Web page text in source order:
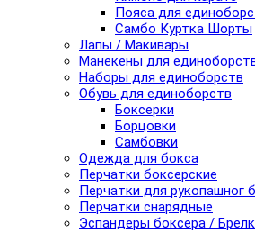
Пояса для
Самбо Куртка Шорты
Лапы / Макивары
Манекены для
Наборы для единоборств
Обувь для единоборств
Боксерки
Борцовки
Самбовки
Одежда для бокса
Перчатки боксерские
Перчатки для
Перчатки снарядные
Эспандеры боксера /